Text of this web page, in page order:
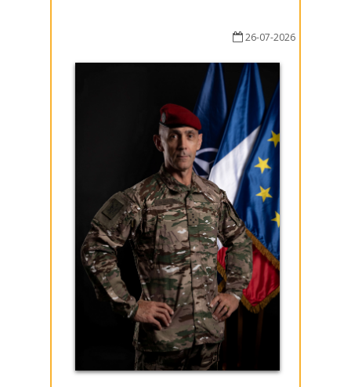
26-07-2026